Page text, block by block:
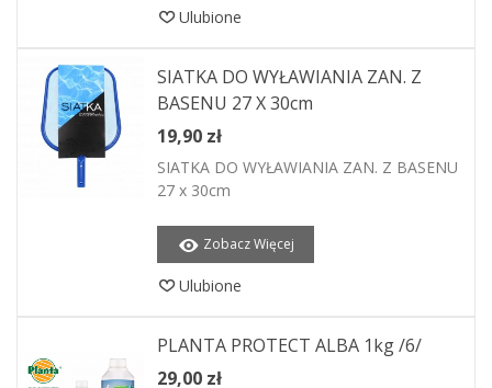
Ulubione
SIATKA DO WYŁAWIANIA ZAN. Z
BASENU 27 X 30cm
19,90 zł
SIATKA DO WYŁAWIANIA ZAN. Z BASENU
27 x 30cm
Zobacz Więcej
Ulubione
PLANTA PROTECT ALBA 1kg /6/
29,00 zł